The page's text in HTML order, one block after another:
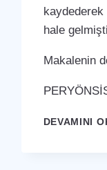
kaydederek
hale
Makalenin
DEVAMINI